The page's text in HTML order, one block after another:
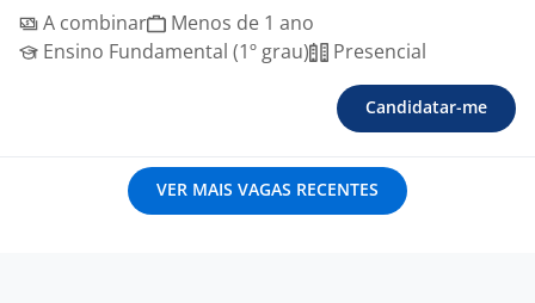
A combinar
Menos de 1 ano
Ensino Fundamental (1º grau)
Presencial
Candidatar-me
VER MAIS VAGAS RECENTES